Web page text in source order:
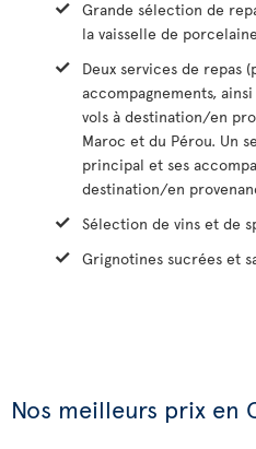
Grande sélection de
la vaisselle de
Deux services de repas
accompagnements,
vols à destination/en
Maroc et du Pérou. Un
principal et ses
destination/en
Sélection de vins et de
Grignotines sucrées et
Nos meilleurs prix en